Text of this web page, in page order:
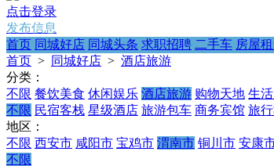
点击登录
发布信息
首页 同城好店 同城头条 求职招聘 二手车 房屋
首页 > 同城好店 > 酒店旅游
分类：
不限 餐饮美食 休闲娱乐 酒店旅游 购物天地 生
不限 民宿客栈 星级酒店 旅游包车 商务宾馆 旅
地区：
不限 西安市 咸阳市 宝鸡市 渭南市 铜川市 安康
不限